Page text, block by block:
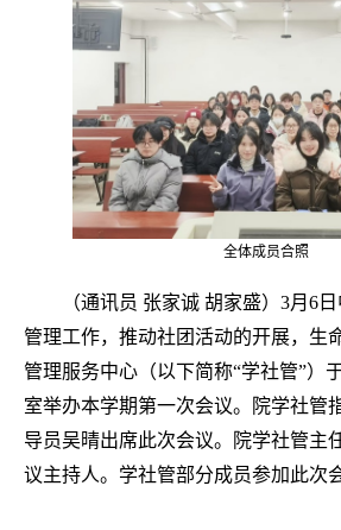
全体成员合照
（通讯员 张家诚 胡家盛）3月6
管理工作，推动社团活动的开展，生
管理服务中心（以下简称“学社管”）
室举办本学期第一次会议。院学社管
导员吴晴出席此次会议。院学社管主
议主持人。学社管部分成员参加此次